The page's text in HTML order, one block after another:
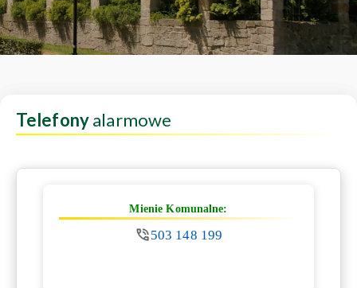
Telefonyalarmowe
Mienie Komunalne:
503 148 199